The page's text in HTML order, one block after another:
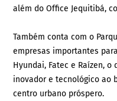
além do Office Jequitibá,
Também conta com o
empresas importantes
Hyundai, Fatec e Raízen,
inovador e tecnológico ao
centro urbano próspero.